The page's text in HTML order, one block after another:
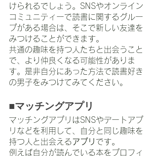
けられるでしょう。SNSやオンライン
コミュニティーで読書に関するグルー
プがある場合は、そこで新しい友達を
みつけることができます。
共通の趣味を持つ人たちと出会うこと
で、より仲良くなる可能性がありま
す。是非自分にあった方法で読書好き
の男子をみつけてみてください。
■マッチングアプリ
マッチングアプリはSNSやデートアプ
リなどを利用して、自分と同じ趣味を
持つ人と出会えるアプリ です。
例えば自分が読んでいる本をプロフィ